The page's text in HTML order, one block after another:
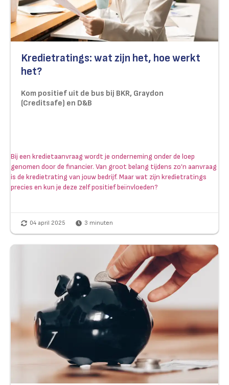
Kredietratings: wat zijn het, hoe werkt
het?
Kom positief uit de bus bij BKR, Graydon
(Creditsafe) en D&B
Bij een kredietaanvraag wordt je onderneming onder de loep
genomen door de financier. Van groot belang tijdens zo’n aanvraag
is de kredietrating van jouw bedrijf. Maar wat zijn kredietratings
precies en kun je deze zelf positief beïnvloeden?
04 april 2025 3 minuten